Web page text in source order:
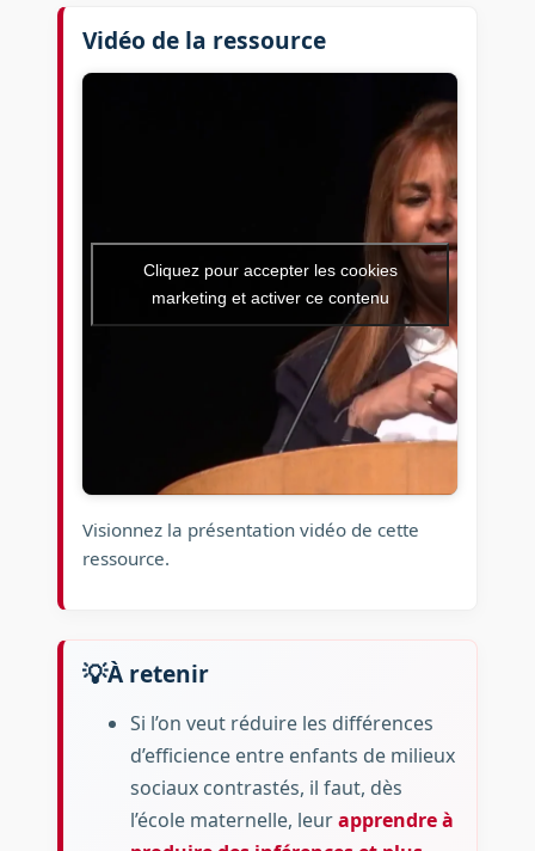
Vidéo de la ressource
Cliquez pour accepter les cookies
marketing et activer ce contenu
Visionnez la présentation vidéo de cette
ressource.
À retenir
Si l’on veut réduire les différences
d’efficience entre enfants de milieux
sociaux contrastés, il faut, dès
l’école maternelle, leurapprendre à